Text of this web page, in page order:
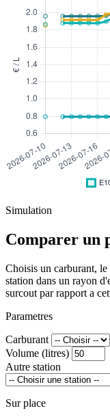
Simulation
Comparer un
Choisis un carburant,
station dans un rayon
surcout par rapport a
Parametres
Carburant
Volume (litres)
Autre station
Sur place